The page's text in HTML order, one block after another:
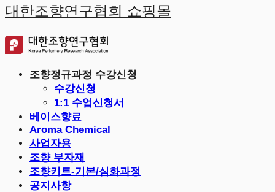
대한조향연구협회 쇼핑몰
조향정규과정 수강신청
수강신청
1:1 수업신청서
베이스향료
Aroma Chemical
사업자용
조향 부자재
조향키트-기본/심화과정
공지사항